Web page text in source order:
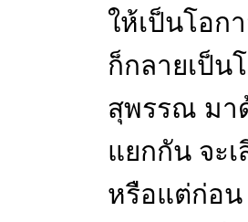
ให้เป็นโอก
ก็กลายเป็น
สุพรรณ มา
แยกกัน จะ
หรือแต่ก่อน